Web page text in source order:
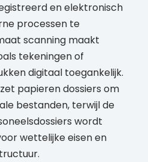
en elektronisch
processen te
scanning maakt
tekeningen of
digitaal toegankelijk.
papieren dossiers om
bestanden, terwijl de
wordt
wettelijke eisen en